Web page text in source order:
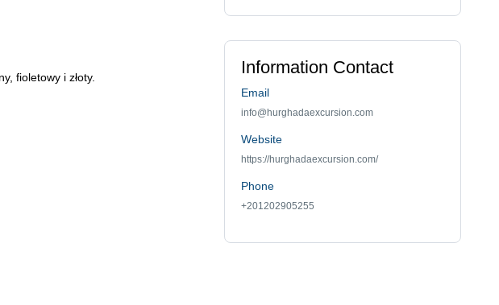
fioletowy i złoty. Information Contact
Email
info@hurghadaexcursion.com
Website
https://hurghadaexcursion.com/
Phone
+201202905255